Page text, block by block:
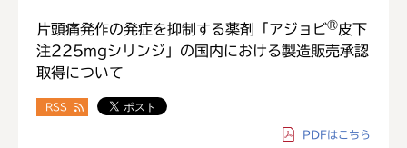
片頭痛発作の発症を抑制する薬剤「アジョビ®皮下
注225mgシリンジ」の国内における製造販売承認
取得について
RSS
PDFはこちら